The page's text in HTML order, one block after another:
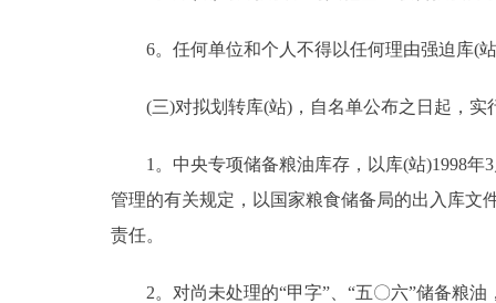
6。任何单位和个人不得以任何理由强迫库(站
(三)对拟划转库(站)，自名单公布之日起，实
1。中央专项储备粮油库存，以库(站)1998年3
管理的有关规定，以国家粮食储备局的出入库文
责任。
2。对尚未处理的“甲字”、“五〇六”储备粮油